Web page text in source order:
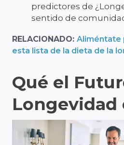
predictores de
sentido de
RELACIONADO: Aliméntate
esta lista de la dieta de la
Qué el
Longevidad